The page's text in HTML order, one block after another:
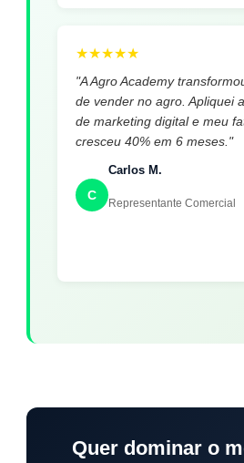
★★★★★
"A Agro Academy
de vender no agro. Apliquei
de marketing digital e meu
cresceu 40% em 6 meses."
C
Carlos M.
Representante Comercial
Quer dominar o